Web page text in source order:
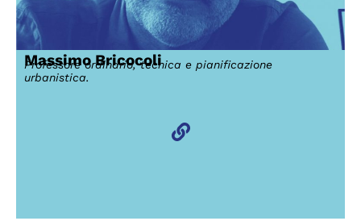
Massimo Bricocoli
Professore ordinario, tecnica e pianificazione
urbanistica.